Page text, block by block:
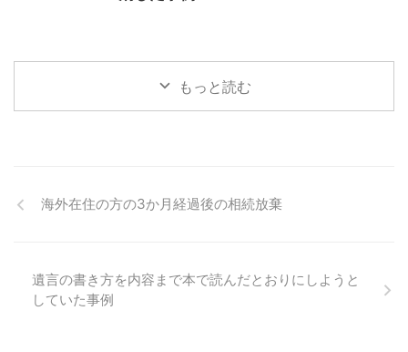
もっと読む
海外在住の方の3か月経過後の相続放棄
遺言の書き方を内容まで本で読んだとおりにしようと
していた事例